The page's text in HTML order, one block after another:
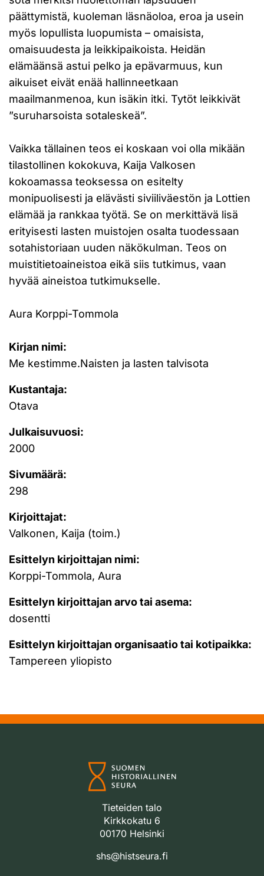
päättymistä, kuoleman läsnäoloa, eroa ja usein
myös lopullista luopumista – omaisista,
omaisuudesta ja leikkipaikoista. Heidän
elämäänsä astui pelko ja epävarmuus, kun
aikuiset eivät enää hallinneetkaan
maailmanmenoa, kun isäkin itki. Tytöt leikkivät
”suruharsoista sotaleskeä”.
Vaikka tällainen teos ei koskaan voi olla mikään
tilastollinen kokokuva, Kaija Valkosen
kokoamassa teoksessa on esitelty
monipuolisesti ja elävästi siviiliväestön ja Lottien
elämää ja rankkaa työtä. Se on merkittävä lisä
erityisesti lasten muistojen osalta tuodessaan
sotahistoriaan uuden näkökulman. Teos on
muistitietoaineistoa eikä siis tutkimus, vaan
hyvää aineistoa tutkimukselle.
Aura Korppi-Tommola
Kirjan nimi:
Me kestimme.Naisten ja lasten talvisota
Kustantaja:
Otava
Julkaisuvuosi:
2000
Sivumäärä:
298
Kirjoittajat:
Valkonen, Kaija (toim.)
Esittelyn kirjoittajan nimi:
Korppi-Tommola, Aura
Esittelyn kirjoittajan arvo tai asema:
dosentti
Esittelyn kirjoittajan organisaatio tai kotipaikka:
Tampereen yliopisto
Tieteiden talo
Kirkkokatu 6
00170 Helsinki
shs@histseura.fi